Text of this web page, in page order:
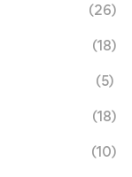
(26)
(18)
(5)
(18)
(10)